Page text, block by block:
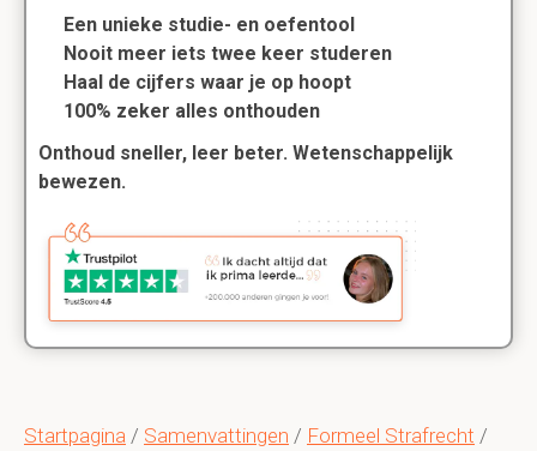
Startpagina / Samenvattingen / Formeel Strafrecht /
Een unieke studie- en oefentool
Nooit meer iets twee keer studeren
Haal de cijfers waar je op hoopt
100% zeker alles onthouden
Onthoud sneller, leer beter. Wetenschappelijk
bewezen.